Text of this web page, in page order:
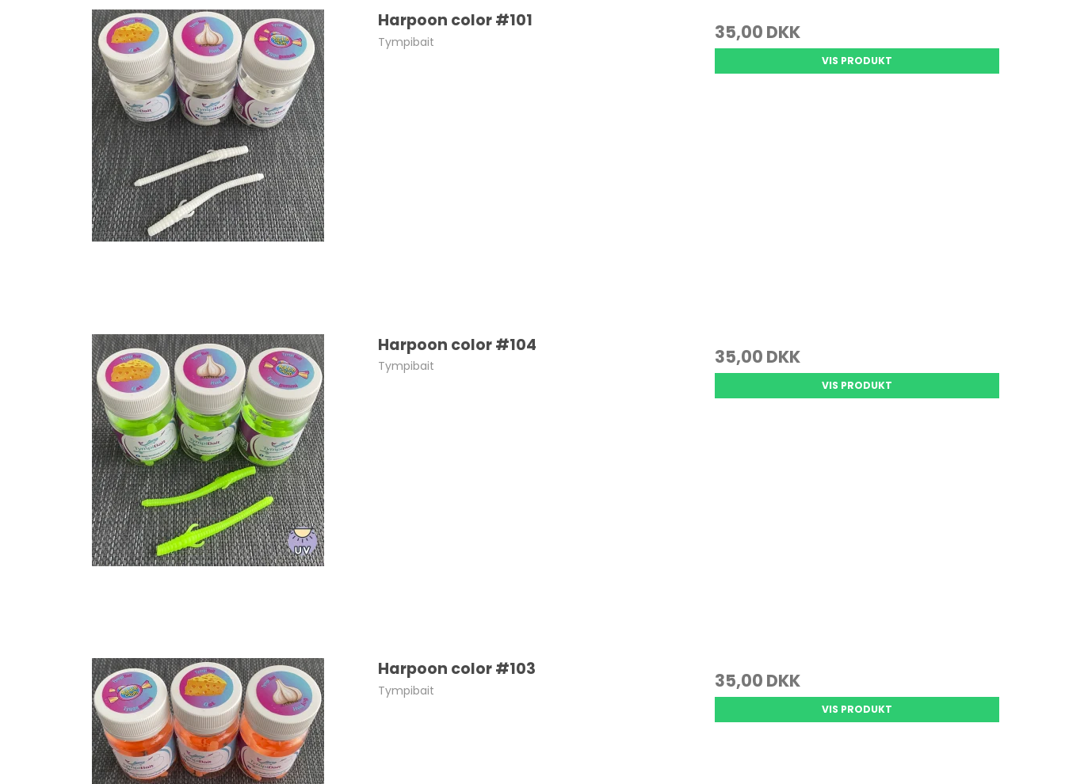
Harpoon color #101
Tympibait 35,00 DKK
VIS PRODUKT
Harpoon color #104
Tympibait 35,00 DKK
VIS PRODUKT
Harpoon color #103
Tympibait 35,00 DKK
VIS PRODUKT